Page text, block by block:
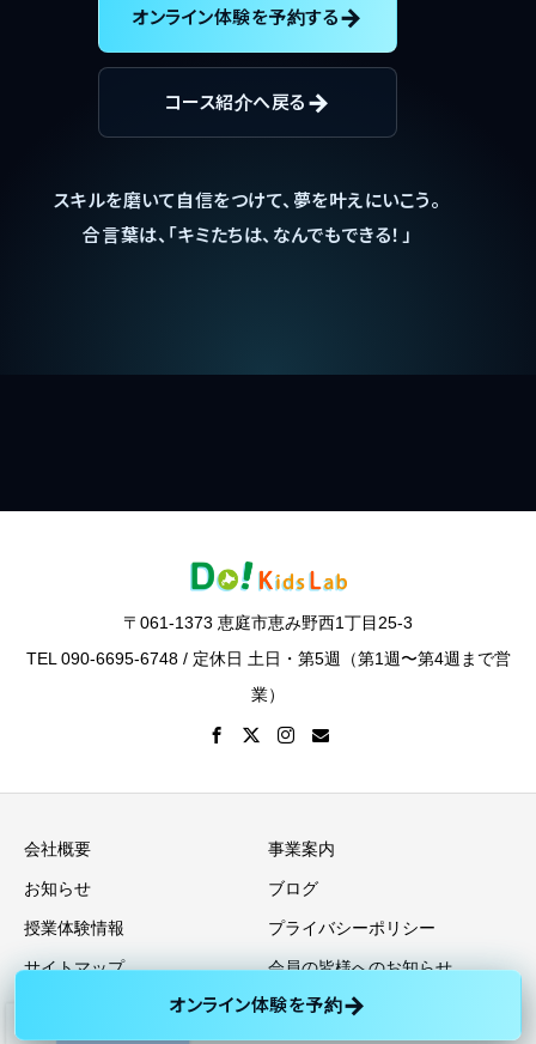
オンライン体験を予約する
コース紹介へ戻る
スキルを磨いて自信をつけて、夢を叶えにいこう。
合言葉は、「キミたちは、なんでもできる！」
オンライン体験を予約
〒061-1373 恵庭市恵み野西1丁目25-3
TEL 090-6695-6748 / 定休日 土日・第5週（第1週〜第4週まで営
業）
会社概要 事業案内
お知らせ ブログ
授業体験情報 プライバシーポリシー
サイトマップ 会員の皆様へのお知らせ
恵み野まち紹介